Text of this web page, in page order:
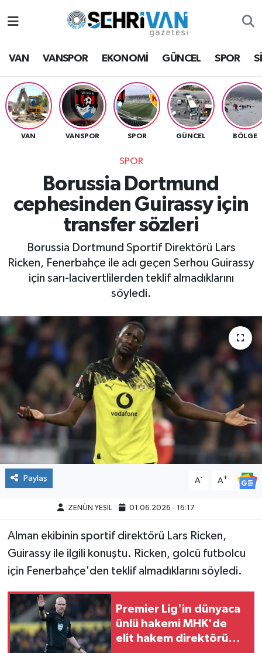
VAN VANSPOR EKONOMİ GÜNCEL SPOR
VAN VANSPOR SPOR GÜNCEL BÖLGE
SPOR
Borussia Dortmund
cephesinden Guirassy için
transfer sözleri
Borussia Dortmund Sportif Direktörü Lars
Ricken, Fenerbahçe ile adı geçen Serhou Guirassy
için sarı-lacivertlilerden teklif almadıklarını
söyledi.
Paylaş A- A+
ZENÜN YEŞİL 01.06.2026 - 16:17
Alman ekibinin sportif direktörü Lars Ricken,
Guirassy ile ilgili konuştu. Ricken, golcü futbolcu
için Fenerbahçe'den teklif almadıklarını söyledi.
Premier Lig'in dünyaca
ünlü hakemi MHK'de
elit hakem direktörü
Van Hava Durumu
VAN Namaz Vakitleri
Van Trafik Yoğunluk Haritası
Süper Lig Puan Durumu ve Fikstür
Tüm Manşetler
Son Dakika Haberleri
Haber Arşivi